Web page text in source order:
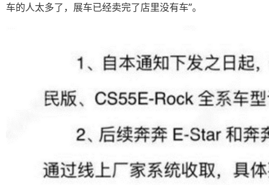
车的人太多了，展车已经卖完了店里没有车”。